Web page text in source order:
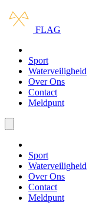
Ga naar hoofdinhoud
Ga naar navigatie
FLAG
Sport
Waterveiligheid
Over Ons
Contact
Meldpunt
Menu openen/sluiten
Sport
Waterveiligheid
Over Ons
Contact
Meldpunt